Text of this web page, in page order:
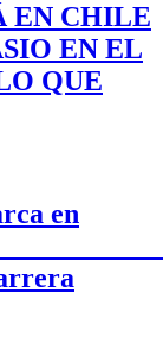
EN CHILE
EN EL
QUE
en